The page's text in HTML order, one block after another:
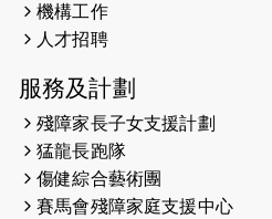
2026-05-21
2026-05-14
（19:00開始）
2026-05-07
開始）
機構工作
人才招聘
服務及計劃
殘障家長子女支援計劃
猛龍長跑隊
傷健綜合藝術團
賽馬會殘障家庭支援中心